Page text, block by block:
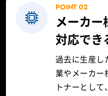
POINT 02
メーカー
対応でき
過去に生産し
業やメーカー
トナーとし